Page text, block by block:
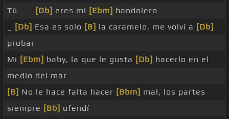
Tú _ _
[Db] eres mi [Ebm] bandolero _
[Db] Esa es solo [B] la caramelo, me volví a [Db]
probar
Mi [Ebm] baby, la que le gusta [Db] hacerlo en el
medio del mar
[B] No le hace falta hacer [Bbm] mal, los partes
siempre [Bb] ofendí